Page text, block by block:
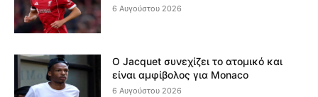
6 Αυγούστου 2026
Ο Jacquet συνεχίζει το ατομικό και
είναι αμφίβολος για Monaco
6 Αυγούστου 2026